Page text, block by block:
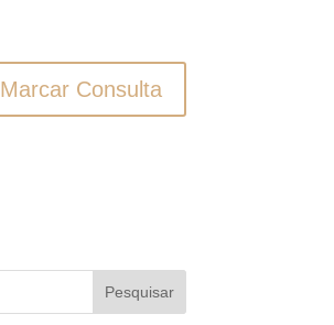
Marcar Consulta
Pesquisar